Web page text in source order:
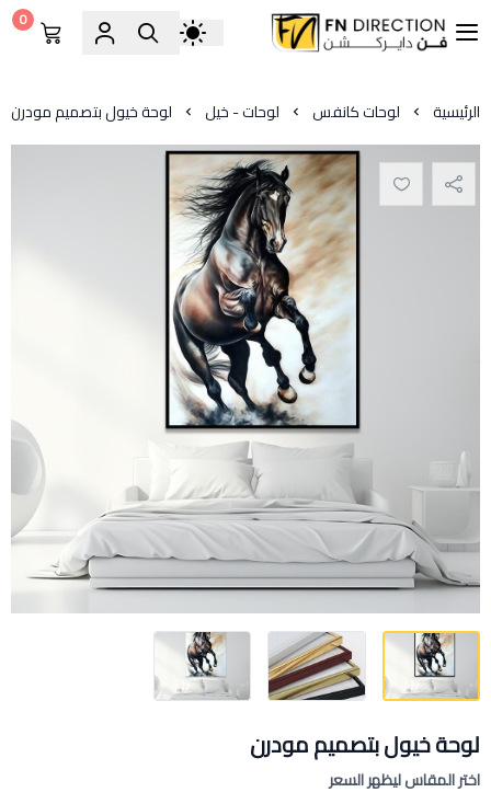
فن دايركشن
0
الرئيسية لوحات كانفس لوحات - خيل لوحة خيول بتصميم مودرن
لوحة خيول بتصميم مودرن
اختر المقاس ليظهر السعر